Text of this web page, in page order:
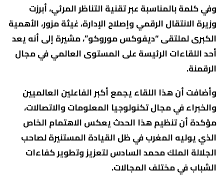
وفي كلمة بالمناسبة عبر تقنية التناظر المرئي، أبرزت
وزيرة الانتقال الرقمي وإصلاح الإدارة، غيثة مزور، الأهمية
الكبرى لملتقى “ديفوكس موروكو”، مشيرة إلى أنه يعد
أحد اللقاءات الرئيسة على المستوى العالمي في مجال
الرقمنة.
وأضافت أن هذا اللقاء يجمع أكبر الفاعلين العالميين
والخبراء في مجال تكنولوجيا المعلومات والاتصالات،
مؤكدة أن تنظيم هذا الحدث يعكس الاهتمام الخاص
الذي يوليه المغرب في ظل القيادة المستنيرة لصاحب
الجلالة الملك محمد السادس لتعزيز وتطوير كفاءات
الشباب في مختلف المجالات.